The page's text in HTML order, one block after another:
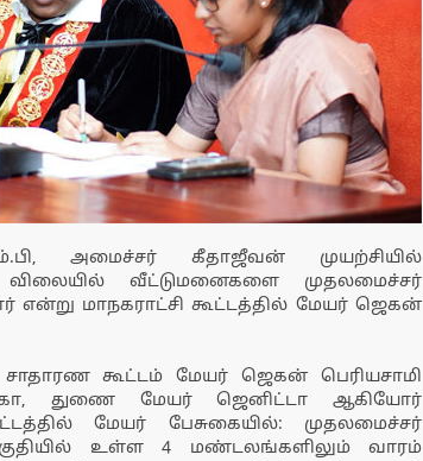
அமைச்சர் கீதாஜீவன் முயற்சியில்
விலையில் வீட்டுமனைகளை முதலமைச்சர்
என்று மாநகராட்சி கூட்டத்தில் மேயர் ஜெகன்
சாதாரண கூட்டம் மேயர் ஜெகன் பெரியசாமி
துணை மேயர் ஜெனிட்டா ஆகியோர்
மேயர் பேசுகையில்: முதலமைச்சர்
உள்ள 4 மண்டலங்களிலும் வாரம்